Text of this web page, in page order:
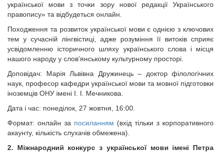
української мови з точки зору нової редакції Українського
правопису» та відбудеться онлайн.
Походження та розвиток української мови є однією з ключових
тем у сучасній лінгвістиці, адже розуміння її витоків сприяє
усвідомленню історичного шляху українського слова і місця
нашого народу у слов’янському культурному просторі.
Доповідач: Марія Львівна Дружинець – доктор філологічних
наук, професор кафедри української мови та мовної підготовки
іноземців ОНУ імені І. І. Мечникова.
Дата і час: понеділок, 27 жовтня, 16:00.
Формат: онлайн за посиланням (вхід тільки з корпоративного
акаунту, кількість слухачів обмежена).
2. Міжнародний конкурс з української мови імені Петра